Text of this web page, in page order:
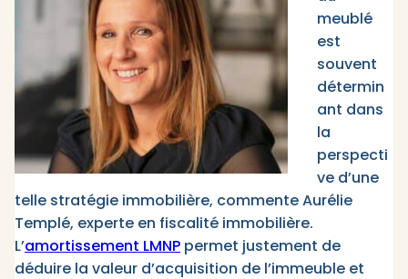
meublé
est
souvent
détermin
ant dans
la
perspecti
ve d’une
telle stratégie immobilière, commente Aurélie
Templé, experte en fiscalité immobilière.
L’amortissement LMNP permet justement de
déduire la valeur d’acquisition de l’immeuble et